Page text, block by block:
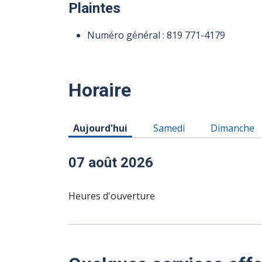
Plaintes
Numéro général : 819 771-4179
Horaire
Horaire du Vendredi 07 août 2026
Aujourd'hui Horaire du Samedi 08
Samedi Horaire du
Dimanche
07 août 2026
Heures d'ouverture